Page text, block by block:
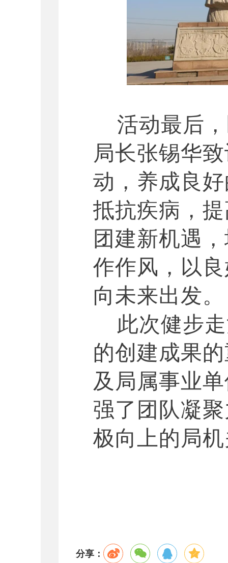
活动最后
局长张锡华
动，养成良
抵抗疾病，
团建新机遇
作作风，以
向未来出发。
此次健步
的创建成果
及局属事业
强了团队凝
极向上的局
分享：